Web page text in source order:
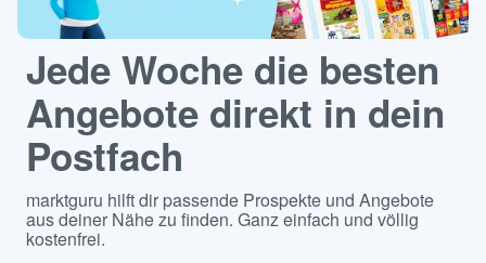
Jede Woche die besten
Angebote direkt in dein
Postfach
marktguru hilft dir passende Prospekte und Angebote
aus deiner Nähe zu finden. Ganz einfach und völlig
kostenfrei.